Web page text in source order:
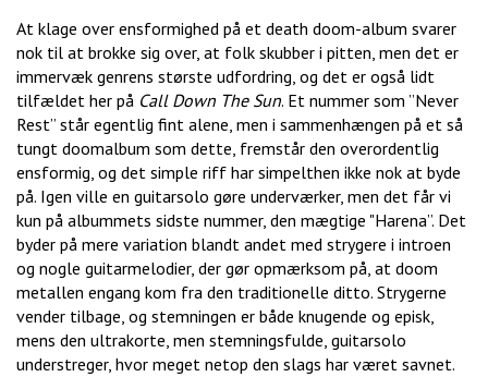
At klage over ensformighed på et death doom-album svarer
nok til at brokke sig over, at folk skubber i pitten, men det er
immervæk genrens største udfordring, og det er også lidt
tilfældet her på Call Down The Sun. Et nummer som ”Never
Rest” står egentlig fint alene, men i sammenhængen på et så
tungt doomalbum som dette, fremstår den overordentlig
ensformig, og det simple riff har simpelthen ikke nok at byde
på. Igen ville en guitarsolo gøre underværker, men det får vi
kun på albummets sidste nummer, den mægtige "Harena”. Det
byder på mere variation blandt andet med strygere i introen
og nogle guitarmelodier, der gør opmærksom på, at doom
metallen engang kom fra den traditionelle ditto. Strygerne
vender tilbage, og stemningen er både knugende og episk,
mens den ultrakorte, men stemningsfulde, guitarsolo
understreger, hvor meget netop den slags har været savnet.